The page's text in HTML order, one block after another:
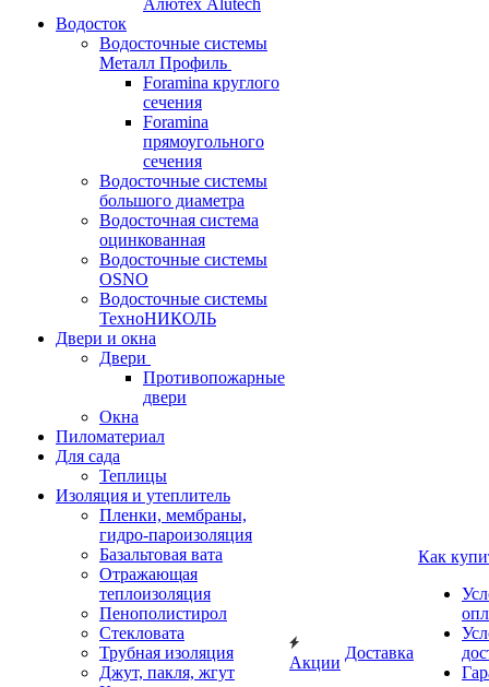
Алютех Alutech
Водосток
Водосточные системы
Металл Профиль
Foramina круглого
сечения
Foramina
прямоугольного
сечения
Водосточные системы
большого диаметра
Водосточная система
оцинкованная
Водосточные системы
OSNO
Водосточные системы
ТехноНИКОЛЬ
Двери и окна
Двери
Противопожарные
двери
Окна
Пиломатериал
Для сада
Теплицы
Изоляция и утеплитель
Пленки, мембраны,
гидро-пароизоляция
Базальтовая вата
Отражающая
теплоизоляция
Пенополистирол
Стекловата
Трубная изоляция
Джут, пакля, жгут
Акции
Доставка
Как